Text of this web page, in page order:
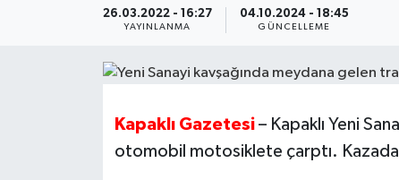
26.03.2022 - 16:27
YAYINLANMA
04.10.2024 - 18:45
GÜNCELLEME
Kapaklı Gazetesi– Kapaklı Yeni
otomobil motosiklete çarptı.